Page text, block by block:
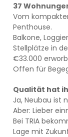
37
Vom
Penthouse.
Balkone,
Stellplätze in
€33.000
Offen für
Qualität hat
Ja, Neubau ist
Aber: Lieber
Bei TRIA
Lage mit